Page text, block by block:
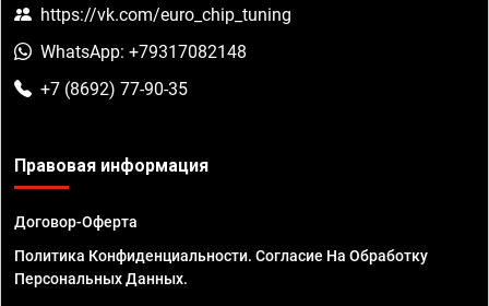
https://vk.com/euro_chip_tuning
WhatsApp: +79317082148
+7 (8692) 77-90-35
Правовая информация
Договор-Оферта
Политика Конфиденциальности. Согласие На Обработку
Персональных Данных.